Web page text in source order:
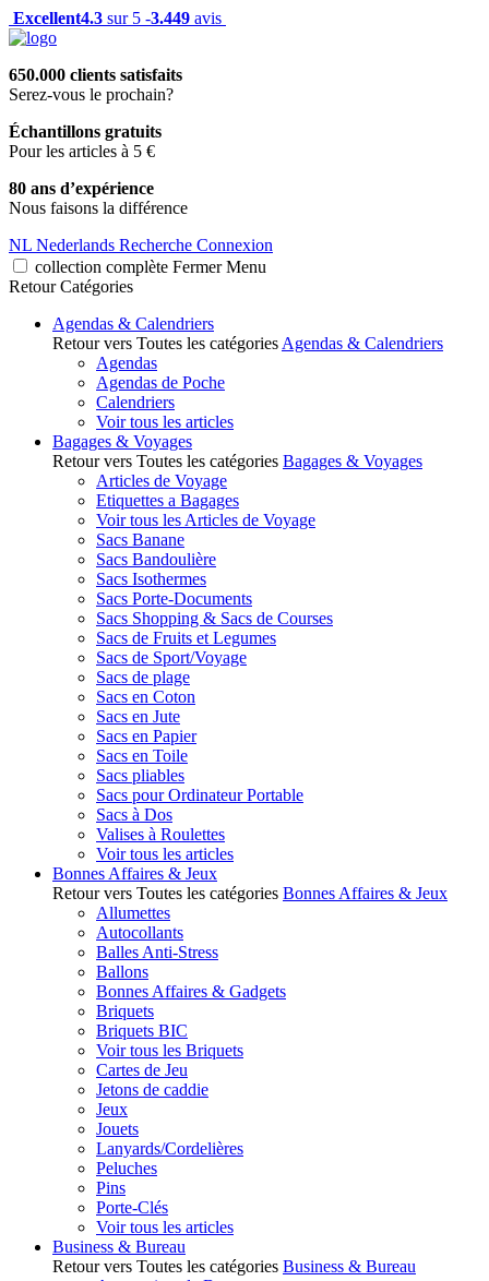
Excellent4.3 sur 5 -3.449 avis
650.000 clients satisfaits
Serez-vous le prochain?
Échantillons gratuits
Pour les articles à 5 €
80 ans d’expérience
Nous faisons la différence
NL Nederlands Recherche Connexion
collection complète Fermer Menu
Retour Catégories
Agendas & Calendriers
Retour vers Toutes les catégories Agendas & Calendriers
Agendas
Agendas de Poche
Calendriers
Voir tous les articles
Bagages & Voyages
Retour vers Toutes les catégories Bagages & Voyages
Articles de Voyage
Etiquettes a Bagages
Voir tous les Articles de Voyage
Sacs Banane
Sacs Bandoulière
Sacs Isothermes
Sacs Porte-Documents
Sacs Shopping & Sacs de Courses
Sacs de Fruits et Legumes
Sacs de Sport/Voyage
Sacs de plage
Sacs en Coton
Sacs en Jute
Sacs en Papier
Sacs en Toile
Sacs pliables
Sacs pour Ordinateur Portable
Sacs à Dos
Valises à Roulettes
Voir tous les articles
Bonnes Affaires & Jeux
Retour vers Toutes les catégories Bonnes Affaires & Jeux
Allumettes
Autocollants
Balles Anti-Stress
Ballons
Bonnes Affaires & Gadgets
Briquets
Briquets BIC
Voir tous les Briquets
Cartes de Jeu
Jetons de caddie
Jeux
Jouets
Lanyards/Cordelières
Peluches
Pins
Porte-Clés
Voir tous les articles
Business & Bureau
Retour vers Toutes les catégories Business & Bureau